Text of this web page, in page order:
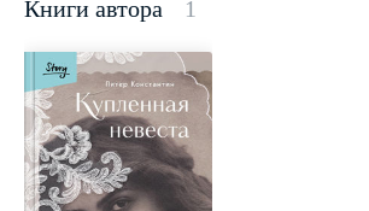
Книги автора 1